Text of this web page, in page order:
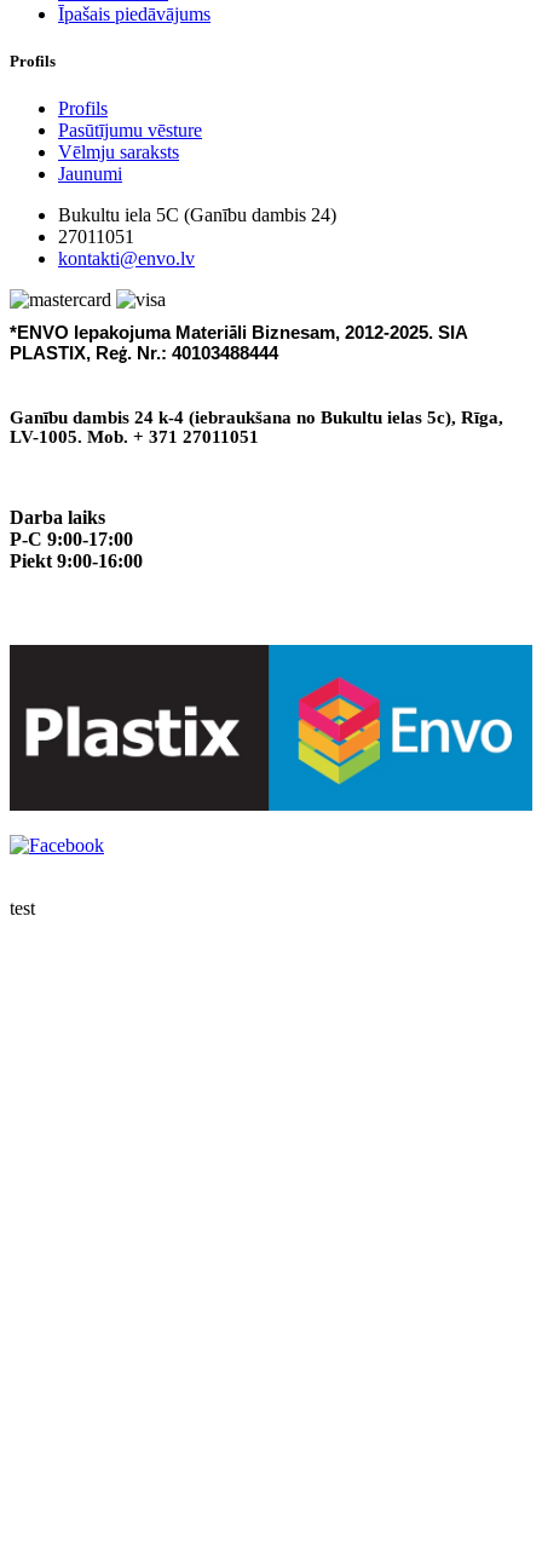
Īpašais piedāvājums
Profils
Profils
Pasūtījumu vēsture
Vēlmju saraksts
Jaunumi
Bukultu iela 5C (Ganību dambis 24)
27011051
kontakti@envo.lv
*ENVO Iepakojuma Materiā li Biznesam, 2012-2025. SIA
PLASTIX, Reģ. Nr.: 40103488444
Ganību dambis 24 k-4 (iebraukšana no Bukultu ielas 5c), Rīga,
LV-1005. Mob. + 371 27011051
Darba laiks
P-C 9:00-17:00
Piekt 9:00-16:00
test